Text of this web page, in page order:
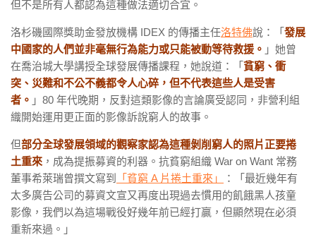
但不是所有人都認為這種做法適切合宜。
洛杉磯國際獎助金發放機構 IDEX 的傳播主任洛特佛說：「 發展
中國家的人們並非毫無行為能力或只能被動等待救援。 」她曾
在喬治城大學講授全球發展傳播課程，她說道：「 貧窮、衝
突、災難和不公不義都令人心碎，但不代表這些人是受害
者。 」80 年代晚期，反對這類影像的言論廣受認同，非營利組
織開始運用更正面的影像訴說窮人的故事。
但部分全球發展領域的觀察家認為這種剝削窮人的照片正要捲
土重來 ，成為提振募資的利器。抗貧窮組織 War on Want 常務
董事希萊瑞曾撰文寫到
「貧窮 A 片捲土重來」
：「最近幾年有
太多廣告公司的募資文宣又再度出現過去慣用的飢餓黑人孩童
影像，我們以為這場戰役好幾年前已經打贏，但顯然現在必須
重新來過。」